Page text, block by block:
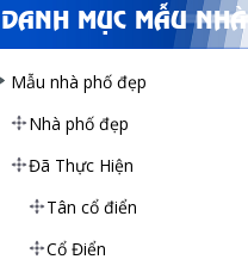
DANH MỤC MẪU NHÀ
Mẫu nhà phố đẹp
Nhà phố đẹp
Đã Thực Hiện
Tân cổ điển
Cổ Điển